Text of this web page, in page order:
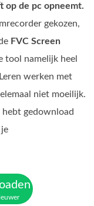
op de pc opneemt.
gekozen,
FVC Screen
tool namelijk heel
werken met
niet moeilijk.
gedownload